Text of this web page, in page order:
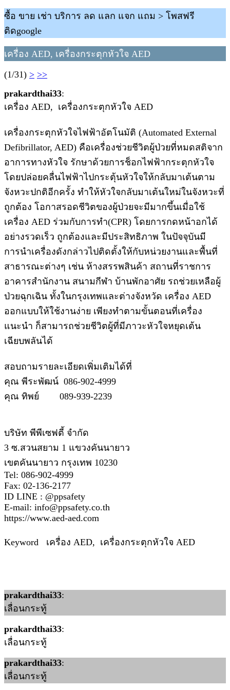
ซื้อ ขาย เช่า บริการ ลด แลก แจก แถม > โพสฟรี
ติดgoogle
เครื่อง AED, เครื่องกระตุกหัวใจ AED
(1/31) > >>
prakardthai33:
เครื่อง AED, เครื่องกระตุกหัวใจ AED
เครื่องกระตุกหัวใจไฟฟ้าอัตโนมัติ (Automated External
Defibrillator, AED) คือเครื่องช่วยชีวิตผู้ป่วยที่หมดสติจาก
อาการทางหัวใจ รักษาด้วยการช็อกไฟฟ้ากระตุกหัวใจ
โดยปล่อยคลื่นไฟฟ้าไปกระตุ้นหัวใจให้กลับมาเต้นตาม
จังหวะปกติอีกครั้ง ทำให้หัวใจกลับมาเต้นใหม่ในจังหวะที่
ถูกต้อง โอกาสรอดชีวิตของผู้ป่วยจะมีมากขึ้นเมื่อใช้
เครื่อง AED ร่วมกับการทำ(CPR) โดยการกดหน้าอกได้
อย่างรวดเร็ว ถูกต้องและมีประสิทธิภาพ ในปัจจุบันมี
การนำเครื่องดังกล่าวไปติดตั้งให้กับหน่วยงานและพื้นที่
สาธารณะต่างๆ เช่น ห้างสรรพสินค้า สถานที่ราชการ
อาคารสำนักงาน สนามกีฬา บ้านพักอาศัย รถช่วยเหลือผู้
ป่วยฉุกเฉิน ทั้งในกรุงเทพและต่างจังหวัด เครื่อง AED
ออกแบบให้ใช้งานง่าย เพียงทำตามขั้นตอนที่เครื่อง
แนะนำ ก็สามารถช่วยชีวิตผู้ที่มีภาวะหัวใจหยุดเต้น
เฉียบพลันได้
สอบถามรายละเอียดเพิ่มเติมได้ที่
คุณ พีระพัฒน์ 086-902-4999
คุณ ทิพย์ 089-939-2239
บริษัท พีพีเซฟตี้ จำกัด
3 ซ.สวนสยาม 1 แขวงคันนายาว
เขตคันนายาว กรุงเทพ 10230
Tel: 086-902-4999
Fax: 02-136-2177
ID LINE : @ppsafety
E-mail: info@ppsafety.co.th
https://www.aed-aed.com
Keyword เครื่อง AED, เครื่องกระตุกหัวใจ AED
prakardthai33:
เลื่อนกระทู้
prakardthai33:
เลื่อนกระทู้
prakardthai33:
เลื่อนกระทู้